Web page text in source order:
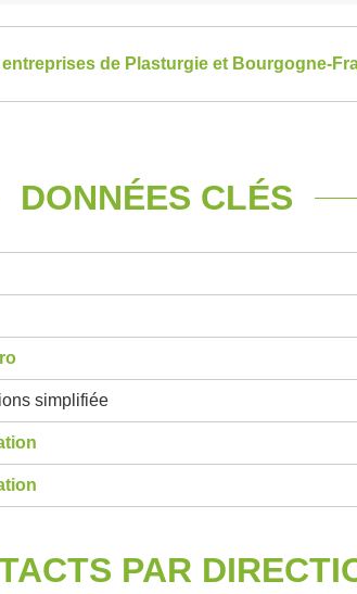
de Plasturgie et Bourgogne-
DONNÉES CLÉS
simplifiée
PAR